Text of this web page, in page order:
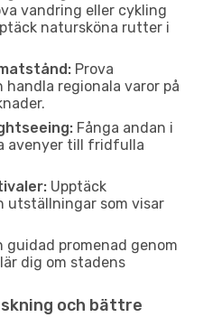
vandring eller cykling
natursköna rutter i
Prova
regionala varor på
Fånga andan i
avenyer till fridfulla
Upptäck
utställningar som visar
guidad promenad genom
dig om stadens
och bättre